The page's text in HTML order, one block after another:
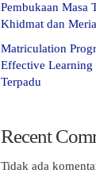
Pembukaan Masa
Khidmat dan
Matriculation
Effective Learning
Terpadu
Recent
Tidak ada